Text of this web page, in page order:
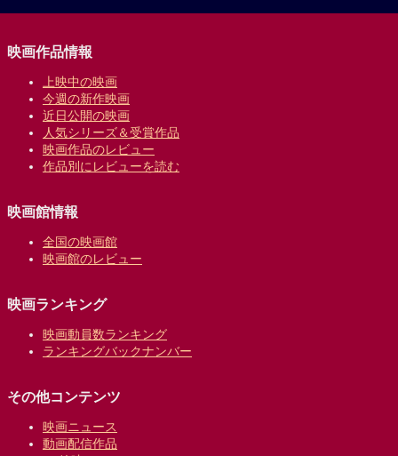
映画作品情報
上映中の映画
今週の新作映画
近日公開の映画
人気シリーズ＆受賞作品
映画作品のレビュー
作品別にレビューを読む
映画館情報
全国の映画館
映画館のレビュー
映画ランキング
映画動員数ランキング
ランキングバックナンバー
その他コンテンツ
映画ニュース
動画配信作品